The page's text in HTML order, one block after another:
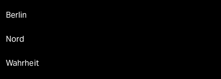
Berlin
Nord
Wahrheit